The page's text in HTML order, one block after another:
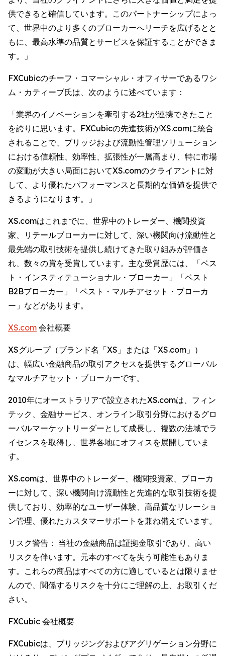
供できると確信しています。このパートナーシップによっ
て、世界中のより多くのブローカーへリーチを広げるとと
もに、最高水準の品質とサービスを保証することができま
す。」
FXCubicのチーフ・コマーシャル・オフィサーであるワシ
ム・カティーブ氏は、次のように述べています：
「業界のイノベーションを牽引する2社が連携できたこと
を誇りに思います。FXCubicの先進技術がXS.comに統合
されることで、ブリッジおよび流動性管理ソリューション
における信頼性、効率性、拡張性が一層高まり、特に市場
の変動が大きい局面においてXS.comのクライアントに対
して、より優れたパフォーマンスと長期的な価値を提供で
きるようになります。」
XS.comはこれまでに、世界中のトレーダー、機関投資
家、リテールブローカーに対して、深い機関向け流動性と
最先端の取引技術を提供し続けてきた取り組みが評価さ
れ、数々の賞を受賞しています。主な受賞歴には、「ベス
ト・インスティテューショナル・ブローカー」「ベスト
B2Bブローカー」「ベスト・マルチアセット・ブローカ
ー」などがあります。
XS.com 会社概要
XSグループ（ブランド名「XS」または「XS.com」）
は、幅広い金融商品の取引アクセスを提供するグローバル
なマルチアセット・ブローカーです。
2010年にオーストラリアで設立されたXS.comは、フィン
テック、金融サービス、オンライン取引分野におけるグロ
ーバルマーケットリーダーとして成長し、複数の法域でラ
イセンスを取得し、世界各地にオフィスを展開していま
す。
XS.comは、世界中のトレーダー、機関投資家、ブローカ
ーに対して、深い機関向け流動性と先進的な取引技術を提
供しており、効率的なユーザー体験、高品質なリレーショ
ン管理、優れたカスタマーサポートを兼ね備えています。
リスク警告： 当社の金融商品は証拠金取引であり、高い
リスクを伴います。元本のすべてを失う可能性もありま
す。これらの商品はすべての方に適しているとは限りませ
んので、関係するリスクを十分にご理解の上、お取引くだ
さい。
FXCubic 会社概要
FXCubicは、ブリッジングおよびアグリゲーション分野に